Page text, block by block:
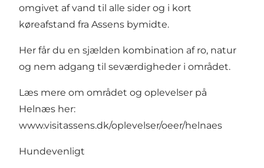
omgivet af vand til alle sider og i kort
køreafstand fra Assens bymidte.
Her får du en sjælden kombination af ro, natur
og nem adgang til seværdigheder i området.
Læs mere om området og oplevelser på
Helnæs her:
www.visitassens.dk/oplevelser/oeer/helnaes
Hundevenligt